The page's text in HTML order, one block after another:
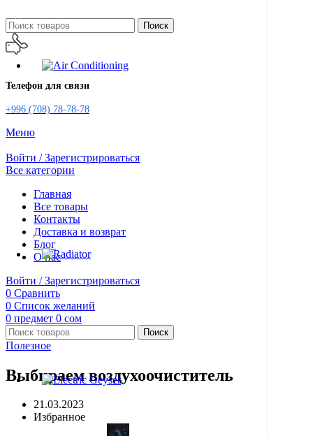
Поиск
Телефон для связи
+996 (708) 78-78-78
Меню
Войти / Зарегистрироваться
Все категории
Главная
Все товары
Контакты
Доставка и возврат
Блог
О нас
Войти / Зарегистрироваться
0 Сравнить
0 Список желаний
0 предмет 0 сом
Поиск
Полезное
Выбираем воздухоочиститель
21.03.2023
Избранное